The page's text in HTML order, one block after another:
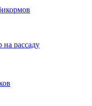
рассаду